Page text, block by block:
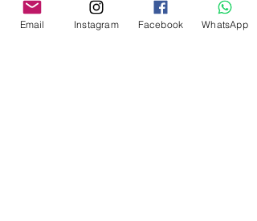
Email Instagram Facebook WhatsApp